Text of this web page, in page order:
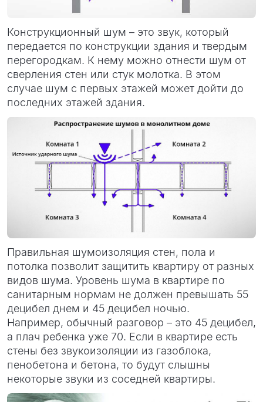
Конструкционный шум – это звук, который
передается по конструкции здания и твердым
перегородкам. К нему можно отнести шум от
сверления стен или стук молотка. В этом
случае шум с первых этажей может дойти до
последних этажей здания.
Правильная шумоизоляция стен, пола и
потолка позволит защитить квартиру от разных
видов шума. Уровень шума в квартире по
санитарным нормам не должен превышать 55
децибел днем и 45 децибел ночью.
Например, обычный разговор – это 45 децибел,
а плач ребенка уже 70. Если в квартире есть
стены без звукоизоляции из газоблока,
пенобетона и бетона, то будут слышны
некоторые звуки из соседней квартиры.